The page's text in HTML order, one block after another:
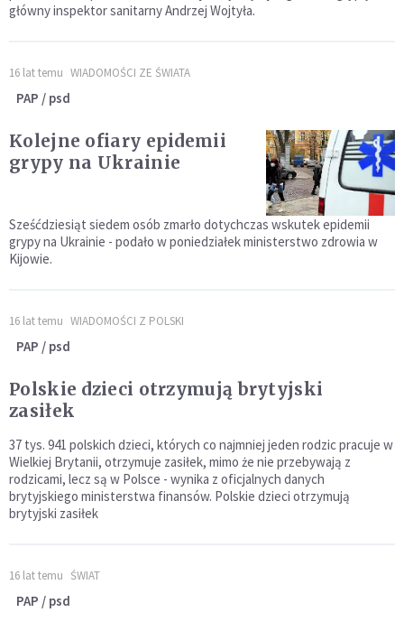
główny inspektor sanitarny Andrzej Wojtyła.
16 lat temu WIADOMOŚCI ZE ŚWIATA
PAP / psd
Kolejne ofiary epidemii
grypy na Ukrainie
Sześćdziesiąt siedem osób zmarło dotychczas wskutek epidemii
grypy na Ukrainie - podało w poniedziałek ministerstwo zdrowia w
Kijowie.
16 lat temu WIADOMOŚCI Z POLSKI
PAP / psd
Polskie dzieci otrzymują brytyjski
zasiłek
37 tys. 941 polskich dzieci, których co najmniej jeden rodzic pracuje w
Wielkiej Brytanii, otrzymuje zasiłek, mimo że nie przebywają z
rodzicami, lecz są w Polsce - wynika z oficjalnych danych
brytyjskiego ministerstwa finansów. Polskie dzieci otrzymują
brytyjski zasiłek
16 lat temu ŚWIAT
PAP / psd